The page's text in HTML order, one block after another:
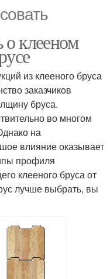
о клееном
из клееного бруса
заказчиков
бруса.
во многом
на
влияние оказывает
профиля
клееного бруса от
лучше выбрать, вы